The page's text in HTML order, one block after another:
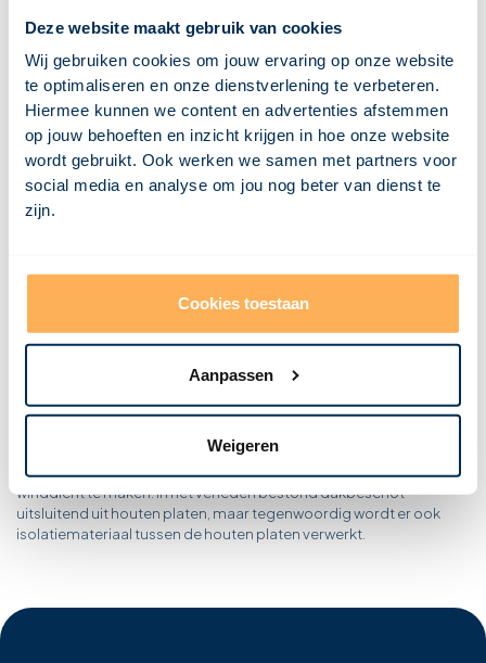
Deze website maakt gebruik van cookies
Wij gebruiken cookies om jouw ervaring op onze website
te optimaliseren en onze dienstverlening te verbeteren.
Hiermee kunnen we content en advertenties afstemmen
op jouw behoeften en inzicht krijgen in hoe onze website
wordt gebruikt. Ook werken we samen met partners voor
social media en analyse om jou nog beter van dienst te
zijn.
Cookies toestaan
Aanpassen
Weigeren
Wat zijn dakpannen?
Wat is een dakopstand?
Wat is een dakgoot?
Wat is een dakbeschot?
Wat is dakbedekking?
Wat is een dagkant?
Wat is een CV ketel?
Wat is een constructie?
Wat is condensatie?
Wat is een combinatievloer?
Wat is een casettevloer?
Wat is een buitenspouwblad?
Wat is een betonvloer?
Wat is een balklaag?
Wat is een dakbeschot?
Dakbeschot vormt een laag platen die bovenop de balken van het
dakframe worden aangebracht. Het dient om het gebouw
winddicht te maken. In het verleden bestond dakbeschot
uitsluitend uit houten platen, maar tegenwoordig wordt er ook
isolatiemateriaal tussen de houten platen verwerkt.